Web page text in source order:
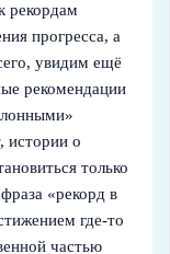
рекордам
прогресса, а
увидим ещё
рекомендации
истории о
только
«рекорд в
где‑то
частью